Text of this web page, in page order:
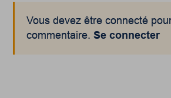
Vous devez être connecté
commentaire.Se connecter